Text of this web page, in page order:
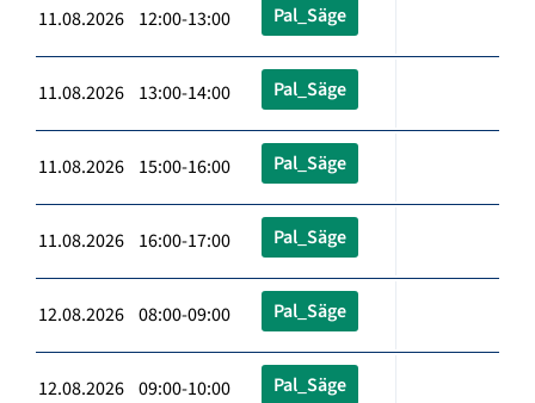
11.08.2026 12:00-13:00 Pal_Säge
11.08.2026 13:00-14:00 Pal_Säge
11.08.2026 15:00-16:00 Pal_Säge
11.08.2026 16:00-17:00 Pal_Säge
12.08.2026 08:00-09:00 Pal_Säge
12.08.2026 09:00-10:00 Pal_Säge